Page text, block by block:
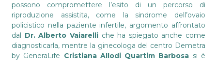
possono compromettere l’esito di un percorso di
riproduzione assistita, come la sindrome dell’ovaio
policistico nella paziente infertile, argomento affrontato
dal Dr. Alberto Vaiarelliche ha spiegato anche come
diagnosticarla, mentre la ginecologa del centro Demetra
by GeneraLife Cristiana Allodi Quartim Barbosa si è